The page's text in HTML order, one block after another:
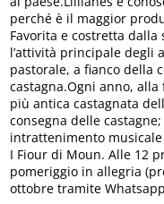
perché è il maggior
Favorita e costretta
l’attività principale degli
pastorale, a fianco della
castagna.Ogni anno,
più antica castagnata
consegna delle
intrattenimento
I Fiour di Moun. Alle 12
pomeriggio in allegria
ottobre tramite